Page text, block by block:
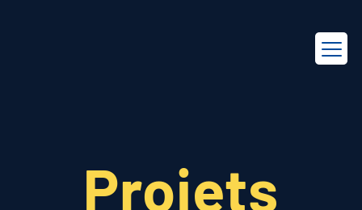
Projets